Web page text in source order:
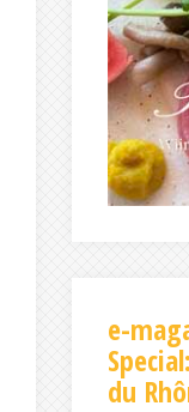
e-
du